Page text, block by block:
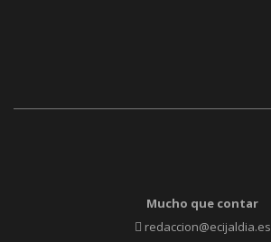
Mucho que contar
redaccion@ecijaldia.es